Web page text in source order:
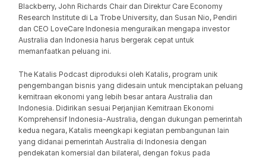
Blackberry, John Richards Chair dan Direktur Care Economy
Research Institute di La Trobe University, dan Susan Nio, Pendiri
dan CEO LoveCare Indonesia menguraikan mengapa investor
Australia dan Indonesia harus bergerak cepat untuk
memanfaatkan peluang ini.
The Katalis Podcast diproduksi oleh Katalis, program unik
pengembangan bisnis yang didesain untuk menciptakan peluang
kemitraan ekonomi yang lebih besar antara Australia dan
Indonesia. Didirikan sesuai Perjanjian Kemitraan Ekonomi
Komprehensif Indonesia-Australia, dengan dukungan pemerintah
kedua negara, Katalis meengkapi kegiatan pembangunan lain
yang didanai pemerintah Australia di Indonesia dengan
pendekatan komersial dan bilateral, dengan fokus pada